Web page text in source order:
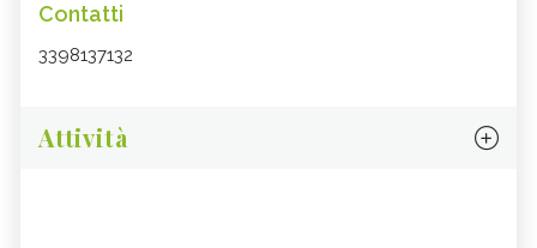
Contatti
3398137132
Attività